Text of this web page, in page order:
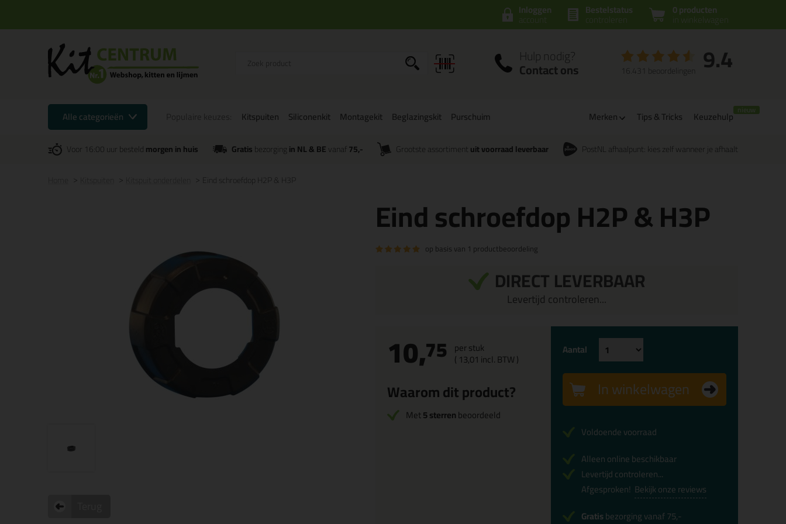
0 producten
in winkelwagen
Bestelstatus
controleren
Inloggen
account
Hulp nodig?
Contact ons 9.4
16.431 beoordelingen
Alle categorieën Kitspuiten Siliconenkit Montagekit Beglazingskit Purschuim Merken Tips & Tricks Keuzehulp
Voor 16:00 uur besteldmorgen in huis Gratisbezorgingin NL & BEvanaf 75,- Grootste assortiment uit voorraad leverbaar PostNL afhaalpunt: kies zelf wanneer je afhaalt
Eind schroefdop H2P & H3P
Eind schroefdop H2P & H3P
op basis van 1 productbeoordeling
DIRECT LEVERBAAR
Levertijd controleren...
10,75 per stuk
( 13,01 incl. BTW )
Waarom dit product?
Met5 sterrenbeoordeeld
Aantal
In winkelwagen
Voldoende voorraad
Alleen online beschikbaar
Levertijd controleren...
Afgesproken! Bekijk onze reviews
Gratisbezorging vanaf 75,-